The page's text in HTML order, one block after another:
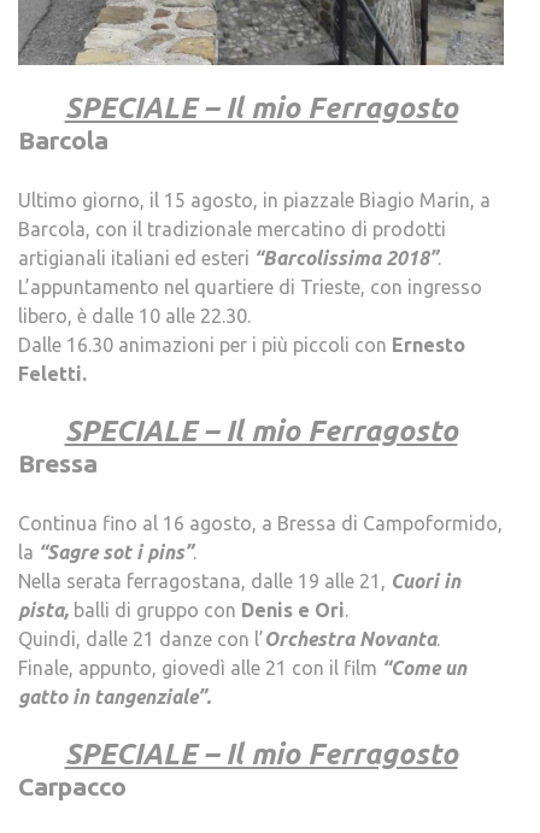
SPECIALE – Il mio Ferragosto
Barcola
Ultimo giorno, il 15 agosto, in piazzale Biagio Marin, a
Barcola, con il tradizionale mercatino di prodotti
artigianali italiani ed esteri “Barcolissima 2018”.
L’appuntamento nel quartiere di Trieste, con ingresso
libero, è dalle 10 alle 22.30.
Dalle 16.30 animazioni per i più piccoli con Ernesto
Feletti.
SPECIALE – Il mio Ferragosto
Bressa
Continua fino al 16 agosto, a Bressa di Campoformido,
la “Sagre sot i pins”.
Nella serata ferragostana, dalle 19 alle 21,
Cuori in
pista, balli di gruppo con Denis e Ori
Quindi, dalle 21 danze con l’Orchestra Novanta.
Finale, appunto, giovedì alle 21 con il film “Come un
gatto in tangenziale”.
SPECIALE – Il mio Ferragosto
Carpacco